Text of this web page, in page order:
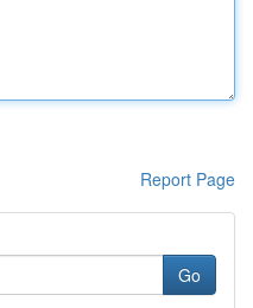
Report Page
Go